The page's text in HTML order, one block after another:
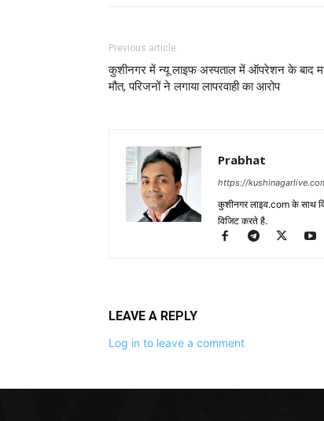
Previous article
कुशीनगर में न्यू लाइफ अस्पताल में ऑपरेशन के बाद
मौत, परिजनों ने लगाया लापरवाही का आरोप
Prabhat
https://
कुशीनगर लाइव.com के साथ
विजिट करते है.
LEAVE A REPLY
Log in to leave a comment